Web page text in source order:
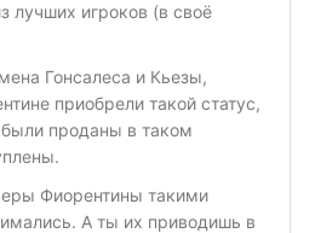
лучших игроков (в своё
Гонсалеса и Кьезы,
приобрели такой статус,
проданы в таком
Фиорентины такими
А ты их приводишь в